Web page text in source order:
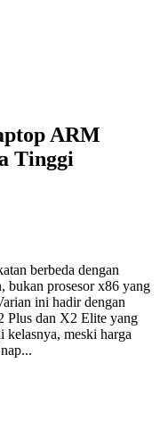
ARM
Tinggi
berbeda dengan
bukan prosesor x86 yang
ini hadir dengan
Plus dan X2 Elite yang
kelasnya, meski harga